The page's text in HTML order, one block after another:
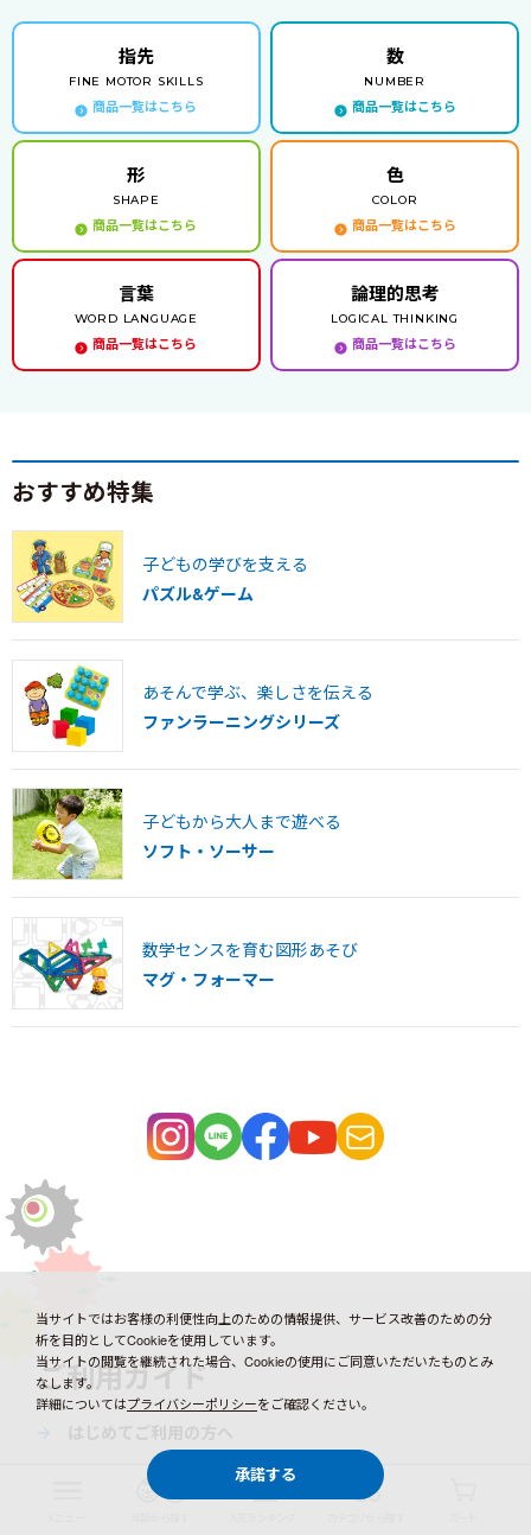
指先
FINE MOTOR SKILLS
商品一覧はこちら
数
NUMBER
商品一覧はこちら
形
SHAPE
商品一覧はこちら
色
COLOR
商品一覧はこちら
言葉
WORD LANGUAGE
商品一覧はこちら
論理的思考
LOGICAL THINKING
商品一覧はこちら
おすすめ特集
子どもの学びを支える
パズル&ゲーム
あそんで学ぶ、楽しさを伝える
ファンラーニングシリーズ
子どもから大人まで遊べる
ソフト・ソーサー
数学センスを育む図形あそび
マグ・フォーマー
ご利用ガイド
配送・送料
当サイトではお客様の利便性向上のための情報提供、サービス改善のための分
析を目的としてCookieを使用しています。
当サイトの閲覧を継続された場合、Cookieの使用にご同意いただいたものとみ
なします。
詳細についてはプライバシーポリシーをご確認ください。
承諾する